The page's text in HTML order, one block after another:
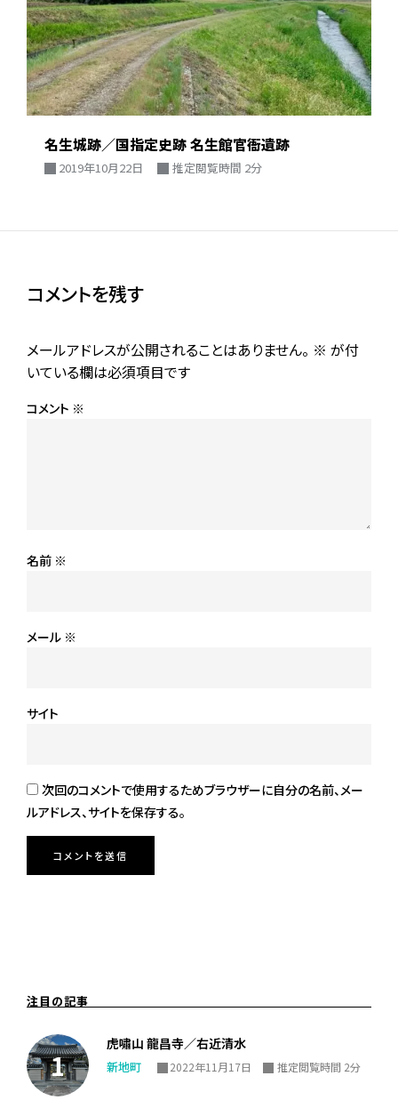
名生城跡／国指定史跡 名生館官衙遺跡
2019年10月22日 推定閲覧時間 2分
コメントを残す
メールアドレスが公開されることはありません。 ※ が付
いている欄は必須項目です
コメント ※
名前 ※
メール ※
サイト
次回のコメントで使用するためブラウザーに自分の名前、メー
ルアドレス、サイトを保存する。
注目の記事
虎嘯山 龍昌寺／右近清水
新地町 2022年11月17日 推定閲覧時間 2分